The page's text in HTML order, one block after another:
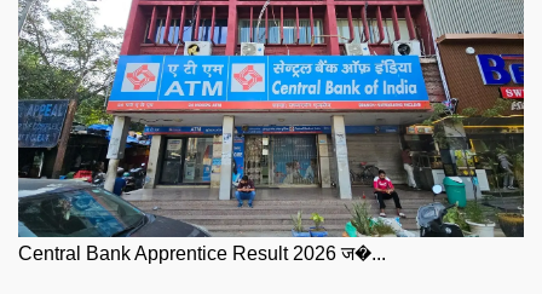
Central Bank Apprentice Result 2026 ज�...